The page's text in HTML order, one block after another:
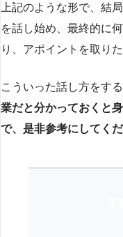
上記のような形で、結
を話し始め、最終的に
り、アポイントを取り
こういった話し方をす
業だと分かっておくと
で、是非参考にしてくだ